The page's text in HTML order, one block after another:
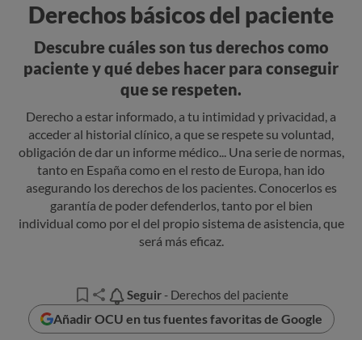
Derechos básicos del paciente
Descubre cuáles son tus derechos como
paciente y qué debes hacer para conseguir
que se respeten.
Derecho a estar informado, a tu intimidad y privacidad, a
acceder al historial clínico, a que se respete su voluntad,
obligación de dar un informe médico... Una serie de normas,
tanto en España como en el resto de Europa, han ido
asegurando los derechos de los pacientes. Conocerlos es
garantía de poder defenderlos, tanto por el bien
individual como por el del propio sistema de asistencia, que
será más eficaz.
Seguir
Seguir- Derechos del paciente
Añadir OCU en tus fuentes favoritas de Google